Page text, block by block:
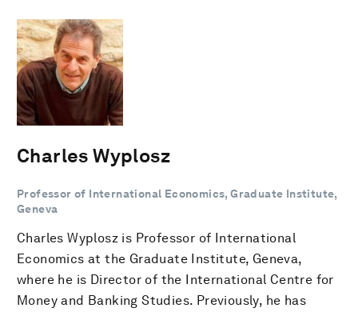
Charles Wyplosz
Professor of International Economics, Graduate Institute,
Geneva
Charles Wyplosz is Professor of International
Economics at the Graduate Institute, Geneva,
where he is Director of the International Centre for
Money and Banking Studies. Previously, he has